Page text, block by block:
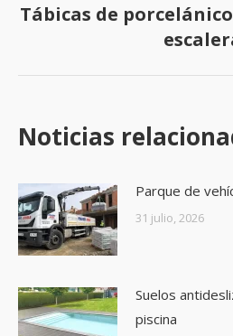
Next
post:
Tábicas de
Noticias
Parque de
31 julio, 2026
Suelos
piscina